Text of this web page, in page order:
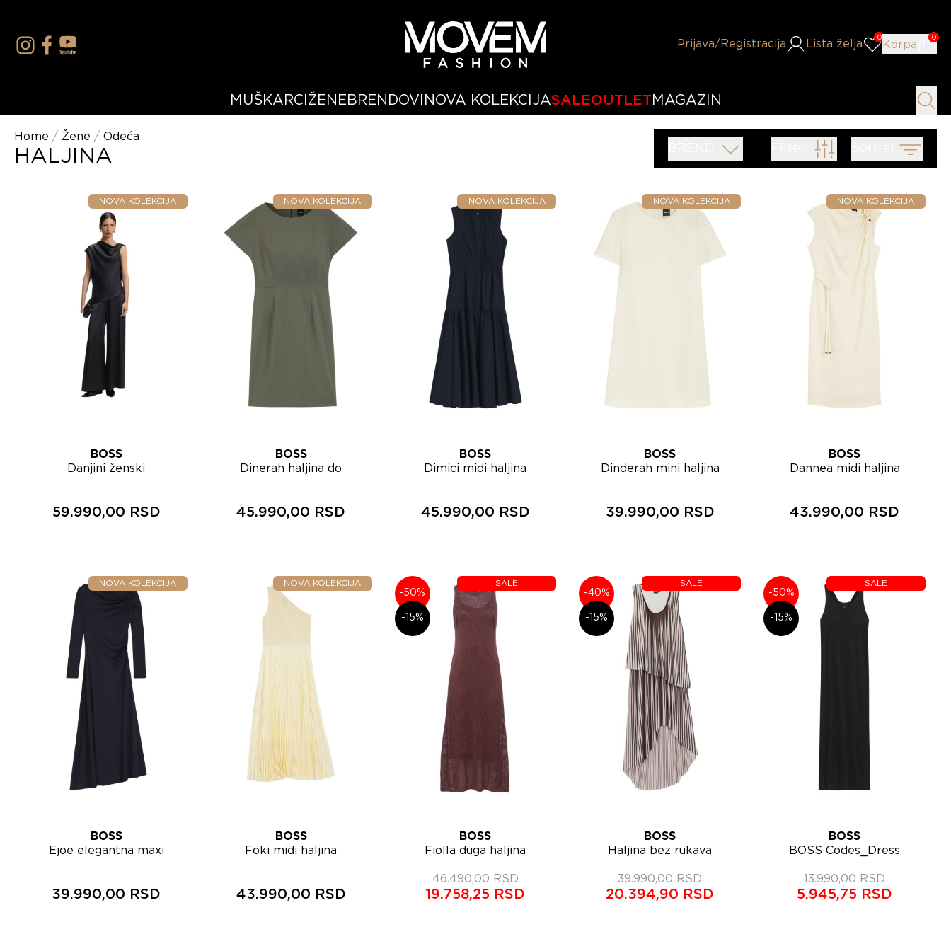
Prijava/Registracija Lista želja
0
Korpa
0
MUŠKARCI ŽENE BRENDOVI NOVA KOLEKCIJASALEOUTLET MAGAZIN
Home / Žene / Odeća
HALJINA
NOVA KOLEKCIJA
Lista želja Brzi pregled
BOSS
Danjini ženski
59.990,00 RSD
NOVA KOLEKCIJA
Lista želja Brzi pregled
BOSS
Dinerah haljina do
45.990,00 RSD
NOVA KOLEKCIJA
Lista želja Brzi pregled
BOSS
Dimici midi haljina
45.990,00 RSD
NOVA KOLEKCIJA
Lista želja Brzi pregled
BOSS
Dinderah mini haljina
39.990,00 RSD
NOVA KOLEKCIJA
Lista želja Brzi pregled
BOSS
Dannea midi haljina
43.990,00 RSD
NOVA KOLEKCIJA
Lista želja Brzi pregled
BOSS
Ejoe elegantna maxi
39.990,00 RSD
NOVA KOLEKCIJA
Lista želja Brzi pregled
BOSS
Foki midi haljina
43.990,00 RSD
-50%
-15%
SALE
Lista želja Brzi pregled
BOSS
Fiolla duga haljina
46.490,00 RSD
19.758,25 RSD
-40%
-15%
SALE
Lista želja Brzi pregled
BOSS
Haljina bez rukava
39.990,00 RSD
20.394,90 RSD
-50%
-15%
SALE
Lista želja Brzi pregled
BOSS
BOSS Codes_Dress
50561244
13.990,00 RSD
5.945,75 RSD